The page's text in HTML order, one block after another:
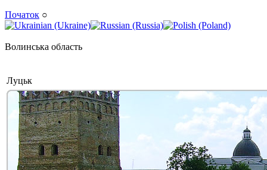
Початок ○
Волинська область
Луцьк